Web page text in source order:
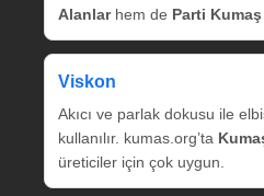
Alanlarhem de Parti
Viskon
Akıcı ve parlak dokusu ile
kullanılır. kumas.org’ta
üreticiler için çok uygun.